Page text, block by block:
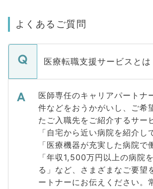
よくあるご質問
医療転職支援サービスとは
医師専任のキャリアパートナ
件などをおうかがいし、ご希
たご入職先をご紹介するサー
「自宅から近い病院を紹介し
「医療機器が充実した病院で
「年収1,500万円以上の病院
る」など、さまざまなご要望
ートナーにお伝えください。